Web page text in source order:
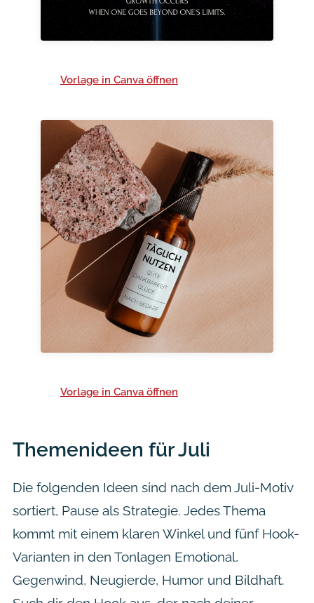
Vorlage in Canva öffnen
Vorlage in Canva öffnen
Themenideen für Juli
Die folgenden Ideen sind nach dem Juli-Motiv
sortiert, Pause als Strategie. Jedes Thema
kommt mit einem klaren Winkel und fünf Hook-
Varianten in den Tonlagen Emotional,
Gegenwind, Neugierde, Humor und Bildhaft.